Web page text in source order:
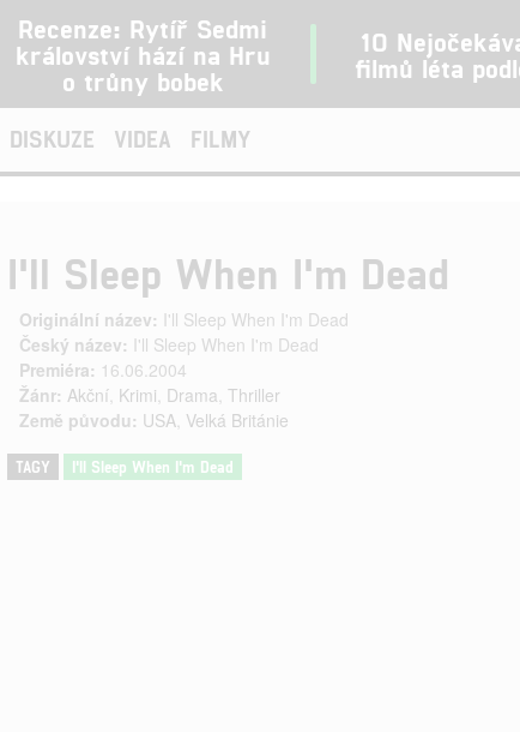
Recenze: Rytíř Sedmi
království hází na Hru
o trůny bobek
10
filmů léta
DISKUZE VIDEA FILMY
I'll Sleep When I'm Dead
Originální název: I'll Sleep When I'm Dead
Český název: I'll Sleep When I'm Dead
Premiéra: 16.06.2004
Žánr: Akční, Krimi, Drama, Thriller
Země původu: USA, Velká Británie
TAGY I'll Sleep When I'm Dead